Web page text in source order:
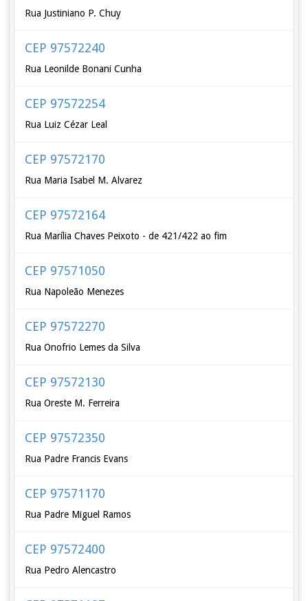
Rua Justiniano P. Chuy
CEP 97572240
Rua Leonilde Bonani Cunha
CEP 97572254
Rua Luiz Cézar Leal
CEP 97572170
Rua Maria Isabel M. Alvarez
CEP 97572164
Rua Marília Chaves Peixoto - de 421/422 ao fim
CEP 97571050
Rua Napoleão Menezes
CEP 97572270
Rua Onofrio Lemes da Silva
CEP 97572130
Rua Oreste M. Ferreira
CEP 97572350
Rua Padre Francis Evans
CEP 97571170
Rua Padre Miguel Ramos
CEP 97572400
Rua Pedro Alencastro